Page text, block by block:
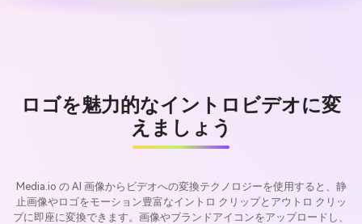
ロゴを魅力的なイントロビデオに変
えましょう
Media.io の AI 画像からビデオへの変換テクノロジーを使用すると、静
止画像やロゴをモーション豊富なイントロ クリップとアウトロ クリッ
プに即座に変換できます。画像やブランドアイコンをアップロードし、